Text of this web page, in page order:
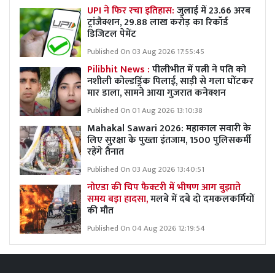
UPI ने फिर रचा इतिहास:जुलाई में 23.66 अरब
ट्रांजैक्शन, 29.88 लाख करोड़ का रिकॉर्ड
डिजिटल पेमेंट
Published On 03 Aug 2026 17:55:45
Pilibhit News :पीलीभीत में पत्नी ने पति को
नशीली कोल्डड्रिंक पिलाई, साड़ी से गला घोंटकर
मार डाला, सामने आया गुजरात कनेक्शन
Published On 01 Aug 2026 13:10:38
Mahakal Sawari 2026: महाकाल सवारी के
लिए सुरक्षा के पुख्ता इंतजाम, 1500 पुलिसकर्मी
रहेंगे तैनात
Published On 03 Aug 2026 13:40:51
नोएडा की चिप फैक्टरी में भीषण आग बुझाते
समय बड़ा हादसा,मलबे में दबे दो दमकलकर्मियों
की मौत
Published On 04 Aug 2026 12:19:54